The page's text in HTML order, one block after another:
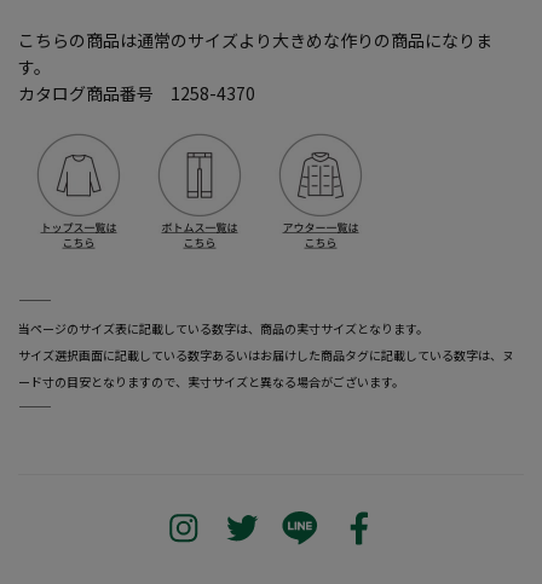
こちらの商品は通常のサイズより大きめな作りの商品になりま
す。
カタログ商品番号 1258-4370
―――――――――――――――――――――――
当ページのサイズ表に記載している数字は、商品の実寸サイズとなります。
サイズ選択画面に記載している数字あるいはお届けした商品タグに記載している数字は、ヌ
ード寸の目安となりますので、実寸サイズと異なる場合がございます。
―――――――――――――――――――――――